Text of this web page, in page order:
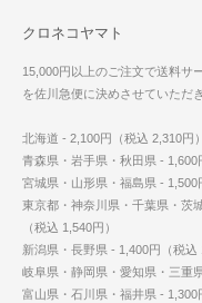
クロネコヤマト
15,000円以上のご注文で送料サ
を佐川急便に決めさせていただ
北海道 - 2,100円（税込 2,310円）
青森県・岩手県・秋田県 - 1,600
宮城県・山形県・福島県 - 1,500
東京都・神奈川県・千葉県・茨
（税込 1,540円）
新潟県・長野県 - 1,400円（税込
岐阜県・静岡県・愛知県・三重
富山県・石川県・福井県 - 1,300